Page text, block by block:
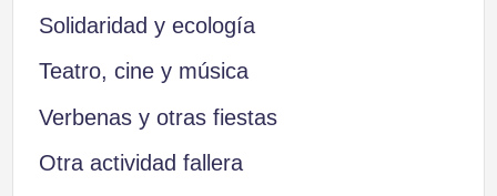
Solidaridad y ecología
Teatro, cine y música
Verbenas y otras fiestas
Otra actividad fallera